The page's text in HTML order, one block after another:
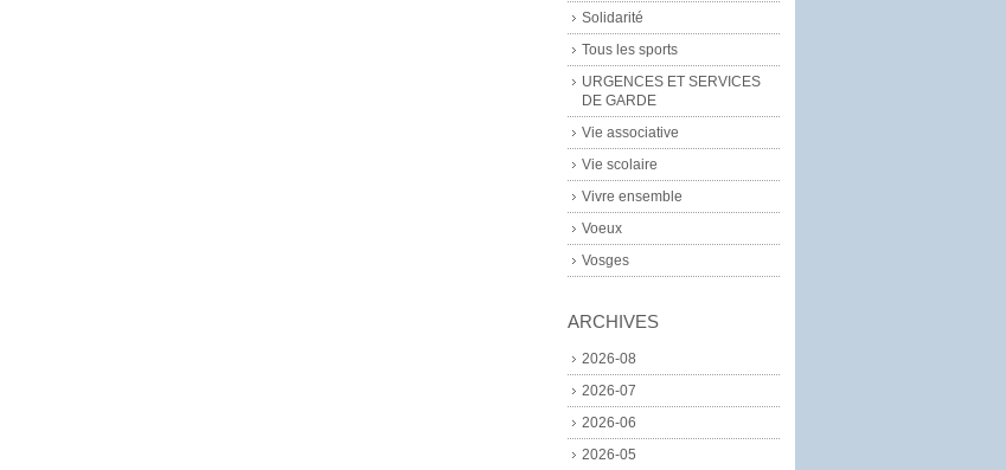
Solidarité
Tous les sports
URGENCES ET SERVICES
DE GARDE
Vie associative
Vie scolaire
Vivre ensemble
Voeux
Vosges
ARCHIVES
2026-08
2026-07
2026-06
2026-05